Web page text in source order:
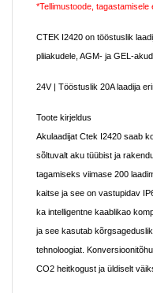
*Tellimustoode, tagastamisele
CTEK I2420 on tööstuslik
pliiakudele, AGM- ja GEL-
24V | Tööstuslik 20A laadija
Toote kirjeldus
Akulaadijat Ctek I2420 saab
sõltuvalt aku tüübist ja
tagamiseks viimase 200
kaitse ja see on vastupidav
ka intelligentne kaablikao
ja see kasutab
tehnoloogiat.
CO2 heitkogust ja üldiselt